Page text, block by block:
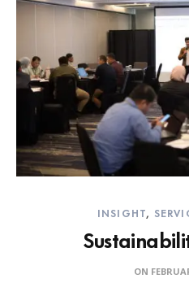
INSIGHT,
ON